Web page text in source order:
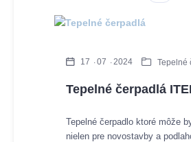
Tepelné čerpadlá
17 07 2024 Tepelné
Tepelné čerpadlo ktoré môže
nielen pre novostavby a